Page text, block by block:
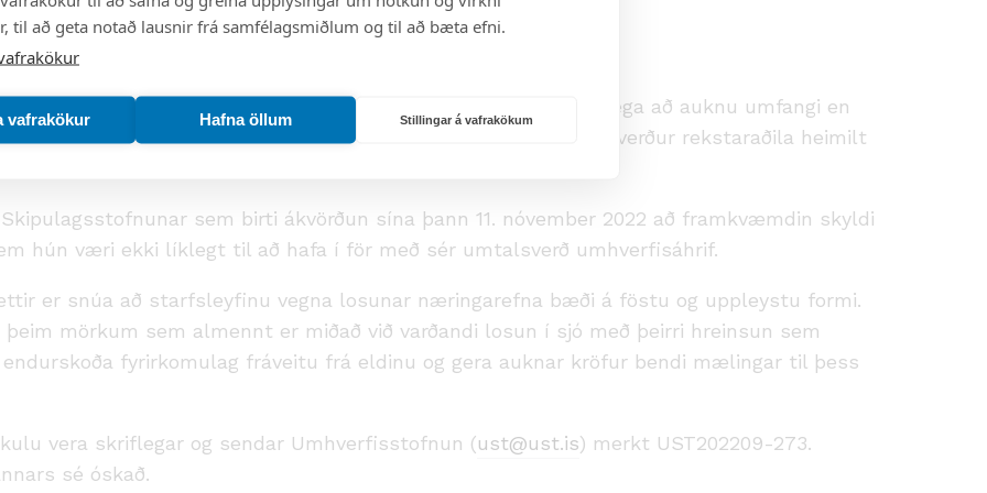
til að geta notað lausnir frá samfélagsmiðlum og til að bæta efni.
vafrakökur Hafna öllum Stillingar á vafrakökum
á starfsleyfi Arnalax ehf. Gileyri. Breytingin snýr aðallega að auknu umfangi en
með allt að 200 tonna ársframleiðslu. Með breytingunni verður rekstaraðila heimilt
sem birti ákvörðun sína þann 11. nóvember 2022 að framkvæmdin skyldi
hún væri ekki líklegt til að hafa í för með sér umtalsverð umhverfisáhrif.
er snúa að starfsleyfinu vegna losunar næringarefna bæði á föstu og uppleystu formi.
mörkum sem almennt er miðað við varðandi losun í sjó með þeirri hreinsun sem
fyrirkomulag fráveitu frá eldinu og gera auknar kröfur bendi mælingar til þess
vera skriflegar og sendar Umhverfisstofnun (ust@ust.is) merkt UST202209-273.
sé óskað.